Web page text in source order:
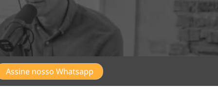
Assine nosso Whatsapp